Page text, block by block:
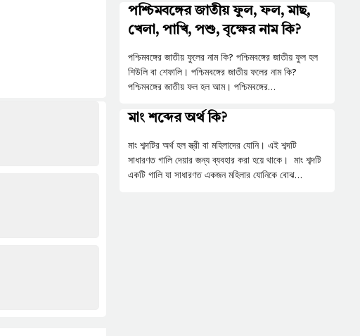
পশ্চিমবঙ্গের জাতীয় ফুল, ফল, মাছ,
খেলা, পাখি, পশু, বৃক্ষের নাম কি?
পশ্চিমবঙ্গের জাতীয় ফুলের নাম কি? পশ্চিমবঙ্গের জাতীয় ফুল হল
শিউলি বা শেফালি। পশ্চিমবঙ্গের জাতীয় ফলের নাম কি?
পশ্চিমবঙ্গের জাতীয় ফল হল আম। পশ্চিমবঙ্গের…
মাং শব্দের অর্থ কি?
মাং শব্দটির অর্থ হল স্ত্রী বা মহিলাদের যোনি। এই শব্দটি
সাধারণত গালি দেয়ার জন্য ব্যবহার করা হয়ে থাকে। মাং শব্দটি
একটি গালি যা সাধারণত একজন মহিলার যোনিকে বোঝ…